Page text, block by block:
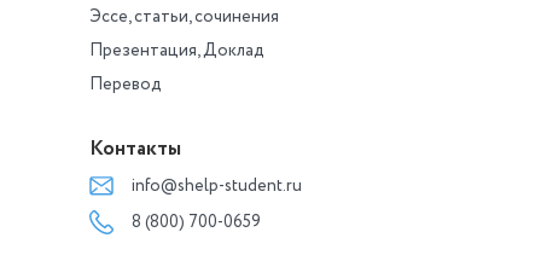
Эссе, статьи, сочинения
Презентация, Доклад
Перевод
Контакты
info@shelp-student.ru
8 (800) 700-0659